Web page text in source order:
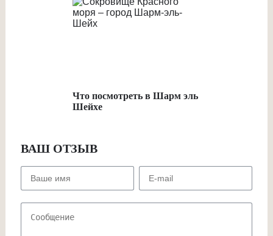
Что посмотреть в Шарм эль
Шейхе
ВАШ ОТЗЫВ